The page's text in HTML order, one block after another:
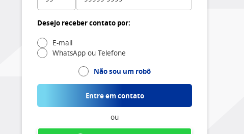
Desejo receber contato por:
E-mail
WhatsApp ou Telefone
Não sou um robô
Entre em contato
ou